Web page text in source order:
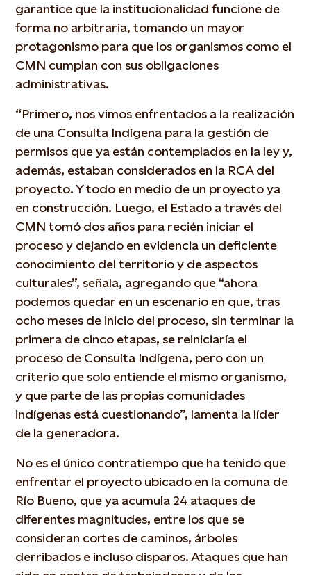
garantice que la institucionalidad funcione de
forma no arbitraria, tomando un mayor
protagonismo para que los organismos como el
CMN cumplan con sus obligaciones
administrativas.
“Primero, nos vimos enfrentados a la realización
de una Consulta Indígena para la gestión de
permisos que ya están contemplados en la ley y,
además, estaban considerados en la RCA del
proyecto. Y todo en medio de un proyecto ya
en construcción. Luego, el Estado a través del
CMN tomó dos años para recién iniciar el
proceso y dejando en evidencia un deficiente
conocimiento del territorio y de aspectos
culturales”, señala, agregando que “ahora
podemos quedar en un escenario en que, tras
ocho meses de inicio del proceso, sin terminar la
primera de cinco etapas, se reiniciaría el
proceso de Consulta Indígena, pero con un
criterio que solo entiende el mismo organismo,
y que parte de las propias comunidades
indígenas está cuestionando”, lamenta la líder
de la generadora.
No es el único contratiempo que ha tenido que
enfrentar el proyecto ubicado en la comuna de
Río Bueno, que ya acumula 24 ataques de
diferentes magnitudes, entre los que se
consideran cortes de caminos, árboles
derribados e incluso disparos. Ataques que han